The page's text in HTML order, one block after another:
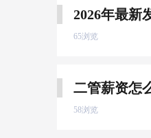
65浏览
58浏览